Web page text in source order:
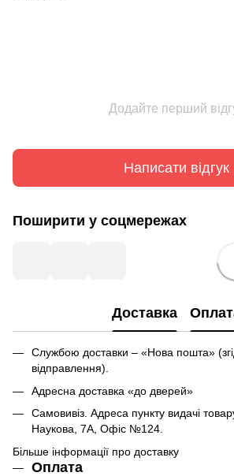
Додайте перший
Написати відгук
Поширити у соцмережах
Доставка
Службою доставки – «Нова пошта»
відправлення).
Адресна доставка «до дверей»
Самовивіз. Адреса пункту видачі
Наукова, 7А, Офіс №124.
Більше інформації про доставку
Оплата